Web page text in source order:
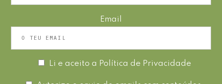
Email
Li e aceito a Política de Privacidade